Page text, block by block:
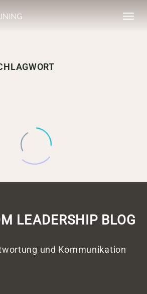
LEADERSHIP BLOG
und Kommunikation